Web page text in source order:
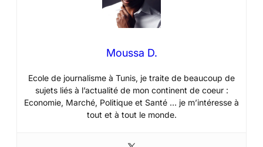
Moussa D.
Ecole de journalisme à Tunis, je traite de beaucoup de
sujets liés à l’actualité de mon continent de coeur :
Economie, Marché, Politique et Santé … je m’intéresse à
tout et à tout le monde.